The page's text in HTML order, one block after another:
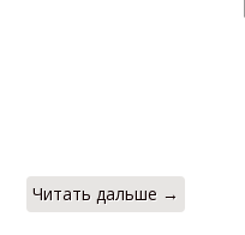
Читать дальше →